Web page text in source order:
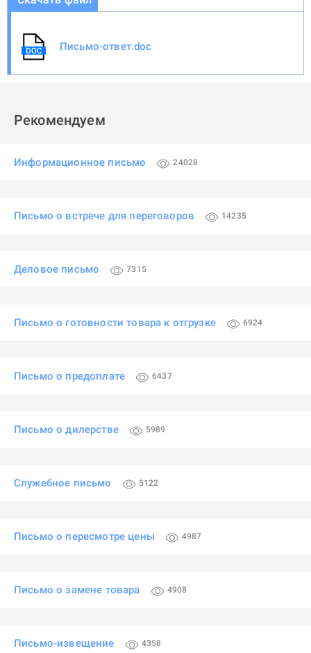
Письмо-ответ.doc
Рекомендуем
Информационное письмо 24028
Письмо о встрече для переговоров 14235
Деловое письмо 7315
Письмо о готовности товара к отгрузке 6924
Письмо о предоплате 6437
Письмо о дилерстве 5989
Служебное письмо 5122
Письмо о пересмотре цены 4987
Письмо о замене товара 4908
Письмо-извещение 4358